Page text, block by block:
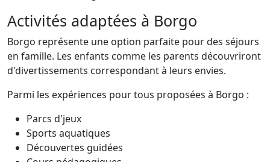
Activités adaptées à Borgo
Borgo représente une option parfaite pour des séjours
en famille. Les enfants comme les parents découvriront
d'divertissements correspondant à leurs envies.
Parmi les expériences pour tous proposées à Borgo :
Parcs d'jeux
Sports aquatiques
Découvertes guidées